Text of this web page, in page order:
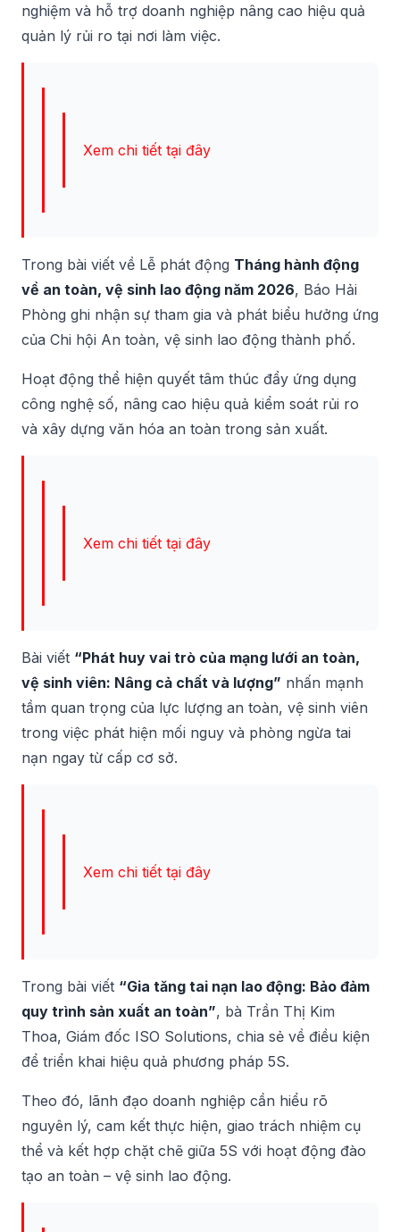
nghiệm và hỗ trợ doanh nghiệp nâng cao hiệu quả
quản lý rủi ro tại nơi làm việc.
Xem chi tiết tại đây
Trong bài viết về Lễ phát động Tháng hành động
về an toàn, vệ sinh lao động năm 2026, Báo Hải
Phòng ghi nhận sự tham gia và phát biểu hưởng ứng
của Chi hội An toàn, vệ sinh lao động thành phố.
Hoạt động thể hiện quyết tâm thúc đẩy ứng dụng
công nghệ số, nâng cao hiệu quả kiểm soát rủi ro
và xây dựng văn hóa an toàn trong sản xuất.
Xem chi tiết tại đây
Bài viết “Phát huy vai trò của mạng lưới an toàn,
vệ sinh viên: Nâng cả chất và lượng” nhấn mạnh
tầm quan trọng của lực lượng an toàn, vệ sinh viên
trong việc phát hiện mối nguy và phòng ngừa tai
nạn ngay từ cấp cơ sở.
Xem chi tiết tại đây
Trong bài viết “Gia tăng tai nạn lao động: Bảo đảm
quy trình sản xuất an toàn”, bà Trần Thị Kim
Thoa, Giám đốc ISO Solutions, chia sẻ về điều kiện
để triển khai hiệu quả phương pháp 5S.
Theo đó, lãnh đạo doanh nghiệp cần hiểu rõ
nguyên lý, cam kết thực hiện, giao trách nhiệm cụ
thể và kết hợp chặt chẽ giữa 5S với hoạt động đào
tạo an toàn – vệ sinh lao động.